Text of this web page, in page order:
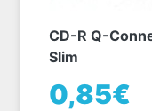
CD-R Q-
Slim
0,85€